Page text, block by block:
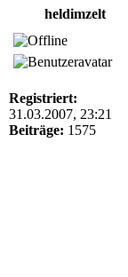
heldimzelt
Registriert:
31.03.2007, 23:21
Beiträge: 1575